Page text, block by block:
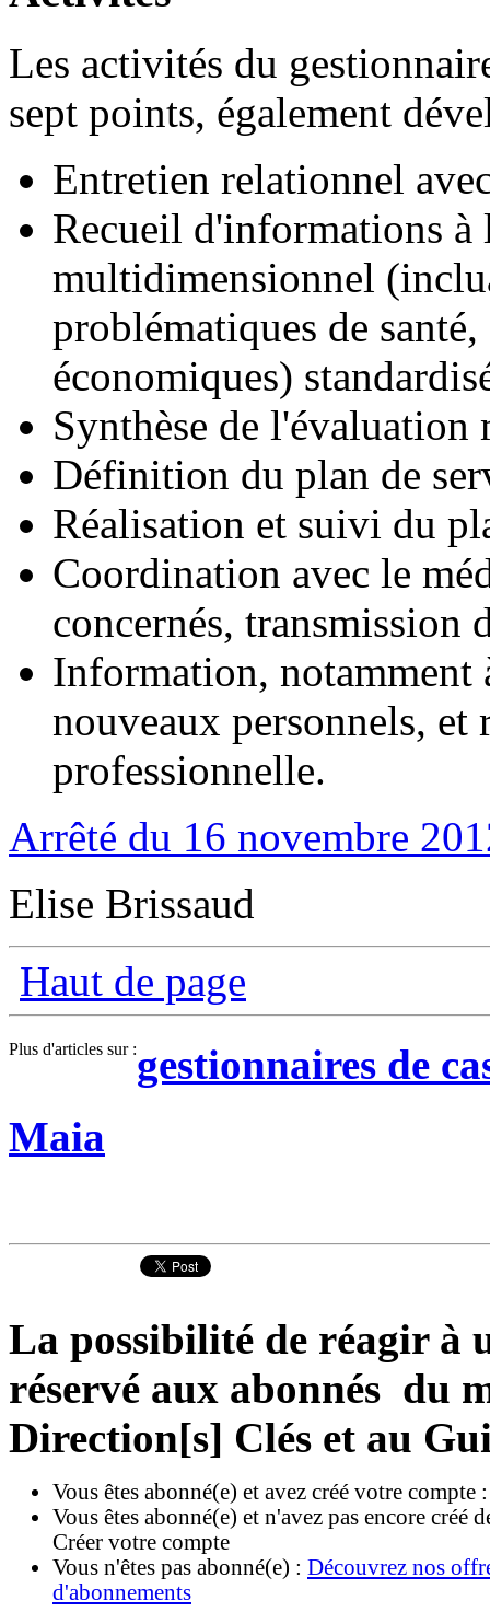
Les activités du
sept points, également
Entretien relationnel
Recueil d'informations
multidimensionnel
problématiques de
économiques)
Synthèse de
Définition du plan de
Réalisation et suivi du
Coordination avec le
concernés, transmission
Information, notamment
nouveaux personnels,
professionnelle.
Arrêté du 16 novembre
Elise Brissaud
Haut de page
Plus d'articles sur :gestionnaires de
Maia
La possibilité de réagir à
réservé aux abonnés du
Direction[s] Clés et au
Vous êtes abonné(e) et avez créé votre compte
Vous êtes abonné(e) et n'avez pas encore créé
Créer votre compte
Vous n'êtes pas abonné(e) : Découvrez nos
d'abonnements